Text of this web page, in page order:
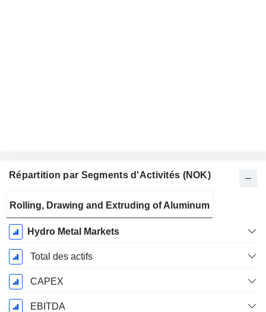
Répartition par Segments d'Activités (NOK)
Fiscale:
Décembre
Rolling, Drawing and Extruding of Aluminum
Hydro Metal Markets
Total des actifs
CAPEX
EBITDA